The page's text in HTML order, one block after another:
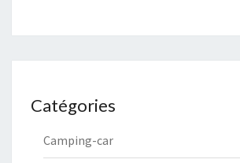
Catégories
Camping-car